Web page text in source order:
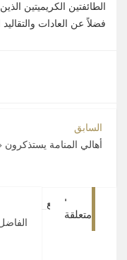
الطائفتين الكريميتين
فضلاً عن العادات
السابق
أهالي المنامة يستذكرون
مواضيع
متعلقة